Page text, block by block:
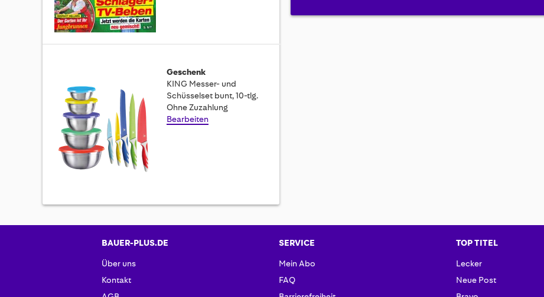
Geschenk
KING Messer- und
Schüsselset bunt, 10-tlg.
Ohne Zuzahlung
Bearbeiten
BAUER-PLUS.DE
Über uns
Kontakt
SERVICE
Mein Abo
FAQ
TOP TITEL
Lecker
Neue Post